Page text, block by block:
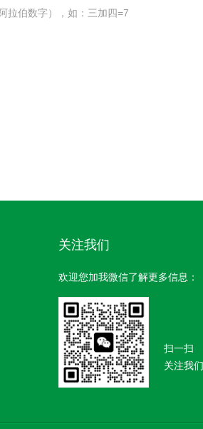
拉伯数字），如：三加四=7
关注我们
欢迎您加我微信了解更多信息：
扫一扫
关注我们